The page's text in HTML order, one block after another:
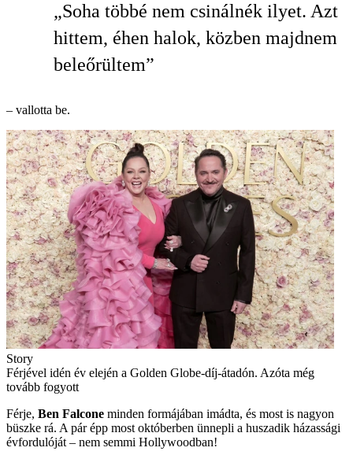
„Soha többé nem csinálnék ilyet. Azt
hittem, éhen halok, közben majdnem
beleőrültem”
– vallotta be.
Story
Férjével idén év elején a Golden Globe-díj-átadón. Azóta még
tovább fogyott
Férje, Ben Falcone minden formájában imádta, és most is nagyon
büszke rá. A pár épp most októberben ünnepli a huszadik házassági
évfordulóját – nem semmi Hollywoodban!